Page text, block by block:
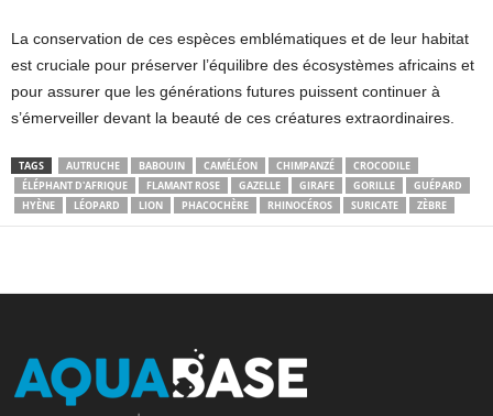
La conservation de ces espèces emblématiques et de leur habitat
est cruciale pour préserver l’équilibre des écosystèmes africains et
pour assurer que les générations futures puissent continuer à
s’émerveiller devant la beauté de ces créatures extraordinaires.
TAGS AUTRUCHE BABOUIN CAMÉLÉON CHIMPANZÉ
CROCODILE
ÉLÉPHANT D'AFRIQUE
FLAMANT ROSE GAZELLE GIRAFE GORILLE
GUÉPARD
HYÈNE
LÉOPARD LION PHACOCHÈRE RHINOCÉROS SURICATE ZÈBRE